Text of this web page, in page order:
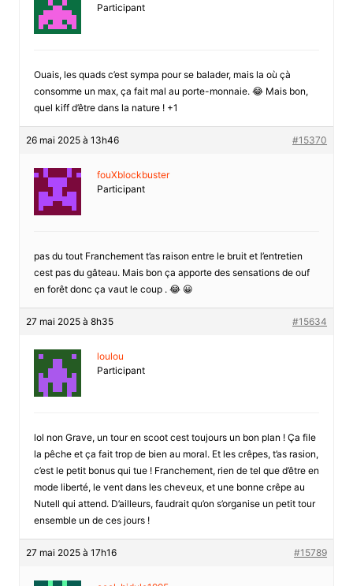
Participant
Ouais, les quads c’est sympa pour se balader, mais la où çà
consomme un max, ça fait mal au porte-monnaie. 😂 Mais bon,
quel kiff d’être dans la nature ! +1
26 mai 2025 à 13h46 #15370
fouXblockbuster
Participant
pas du tout Franchement t’as raison entre le bruit et l’entretien
cest pas du gâteau. Mais bon ça apporte des sensations de ouf
en forêt donc ça vaut le coup . 😂 😀
27 mai 2025 à 8h35 #15634
loulou
Participant
lol non Grave, un tour en scoot cest toujours un bon plan ! Ça file
la pêche et ça fait trop de bien au moral. Et les crêpes, t’as rasion,
c’est le petit bonus qui tue ! Franchement, rien de tel que d’être en
mode liberté, le vent dans les cheveux, et une bonne crêpe au
Nutell qui attend. D’ailleurs, faudrait qu’on s’organise un petit tour
ensemble un de ces jours !
27 mai 2025 à 17h16 #15789